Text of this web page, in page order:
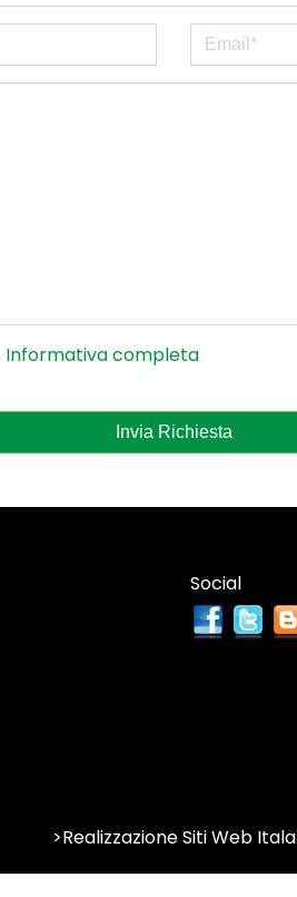
Informativa completa
Invia Richiesta
Social
>Realizzazione Siti Web Itala